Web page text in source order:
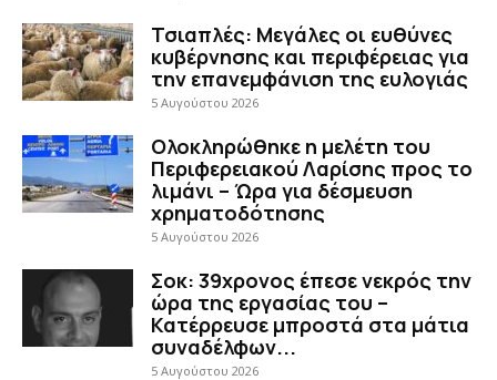
Τσιαπλές: Μεγάλες οι ευθύνες
κυβέρνησης και περιφέρειας για
την επανεμφάνιση της ευλογιάς
5 Αυγούστου 2026
Ολοκληρώθηκε η μελέτη του
Περιφερειακού Λαρίσης προς το
λιμάνι – Ώρα για δέσμευση
χρηματοδότησης
5 Αυγούστου 2026
Σοκ: 39χρονος έπεσε νεκρός την
ώρα της εργασίας του –
Κατέρρευσε μπροστά στα μάτια
συναδέλφων...
5 Αυγούστου 2026